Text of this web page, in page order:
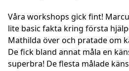
Våra workshops gick fint!
lite basic fakta kring första
Mathilda över och pratade om
De fick bland annat måla en
superbra! De flesta målade